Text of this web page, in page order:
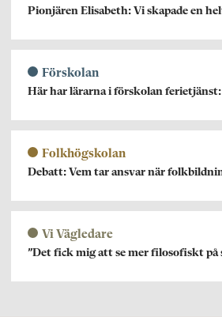
Pionjären Elisabeth: Vi skapade en
Förskolan
Här har lärarna i förskolan
Folkhögskolan
Debatt: Vem tar ansvar när
Vi Vägledare
”Det fick mig att se mer filosofiskt på